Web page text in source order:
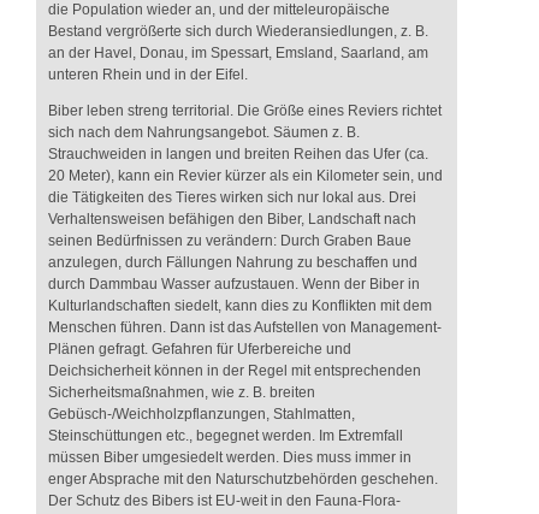
die Population wieder an, und der mitteleuropäische
Bestand vergrößerte sich durch Wiederansiedlungen, z. B.
an der Havel, Donau, im Spessart, Emsland, Saarland, am
unteren Rhein und in der Eifel.
Biber leben streng territorial. Die Größe eines Reviers richtet
sich nach dem Nahrungsangebot. Säumen z. B.
Strauchweiden in langen und breiten Reihen das Ufer (ca.
20 Meter), kann ein Revier kürzer als ein Kilometer sein, und
die Tätigkeiten des Tieres wirken sich nur lokal aus. Drei
Verhaltensweisen befähigen den Biber, Landschaft nach
seinen Bedürfnissen zu verändern: Durch Graben Baue
anzulegen, durch Fällungen Nahrung zu beschaffen und
durch Dammbau Wasser aufzustauen. Wenn der Biber in
Kulturlandschaften siedelt, kann dies zu Konflikten mit dem
Menschen führen. Dann ist das Aufstellen von Management-
Plänen gefragt. Gefahren für Uferbereiche und
Deichsicherheit können in der Regel mit entsprechenden
Sicherheitsmaßnahmen, wie z. B. breiten
Gebüsch-/Weichholzpflanzungen, Stahlmatten,
Steinschüttungen etc., begegnet werden. Im Extremfall
müssen Biber umgesiedelt werden. Dies muss immer in
enger Absprache mit den Naturschutzbehörden geschehen.
Der Schutz des Bibers ist EU-weit in den Fauna-Flora-